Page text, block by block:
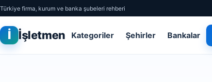
Türkiye firma, kurum ve banka şubeleri rehberi
İ İşletmen Kategoriler Şehirler Bankalar